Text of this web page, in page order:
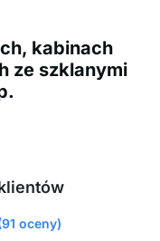
kabinach
ze szklanymi
oceny)